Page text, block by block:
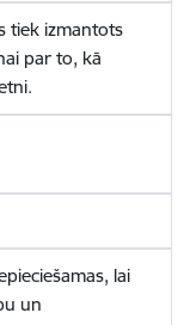
tiek izmantots
par to, kā
lai
un